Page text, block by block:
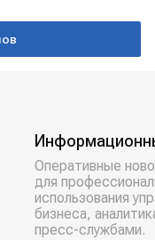
Оперативные
для
использования
бизнеса,
пресс-службами.